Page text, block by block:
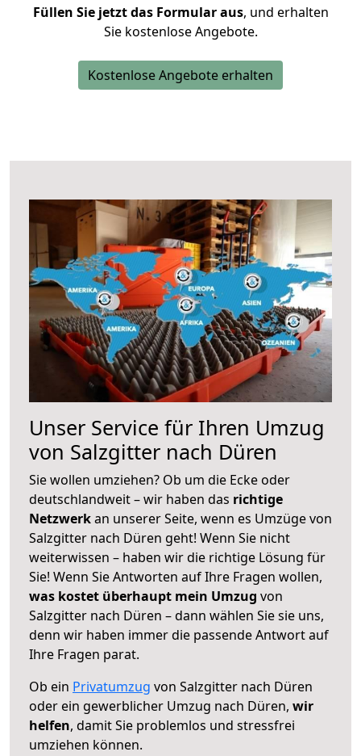
Füllen Sie jetzt das Formular aus, und erhalten
Sie kostenlose Angebote.
Kostenlose Angebote erhalten
Unser Service für Ihren Umzug
von Salzgitter nach Düren
Sie wollen umziehen? Ob um die Ecke oder
deutschlandweit – wir haben das richtige
Netzwerkan unserer Seite, wenn es Umzüge von
Salzgitter nach Düren geht! Wenn Sie nicht
weiterwissen – haben wir die richtige Lösung für
Sie! Wenn Sie Antworten auf Ihre Fragen wollen,
was kostet überhaupt mein Umzug von
Salzgitter nach Düren – dann wählen Sie sie uns,
denn wir haben immer die passende Antwort auf
Ihre Fragen parat.
Ob ein Privatumzug von Salzgitter nach Düren
oder ein gewerblicher Umzug nach Düren, wir
helfen, damit Sie problemlos und stressfrei
umziehen können.